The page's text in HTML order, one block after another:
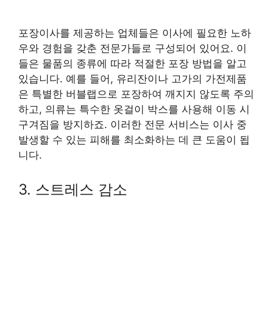
포장이사를 제공하는 업체들은 이사에 필요한 노하
우와 경험을 갖춘 전문가들로 구성되어 있어요. 이
들은 물품의 종류에 따라 적절한 포장 방법을 알고
있습니다. 예를 들어, 유리잔이나 고가의 가전제품
은 특별한 버블랩으로 포장하여 깨지지 않도록 주의
하고, 의류는 특수한 옷걸이 박스를 사용해 이동 시
구겨짐을 방지하죠. 이러한 전문 서비스는 이사 중
발생할 수 있는 피해를 최소화하는 데 큰 도움이 됩
니다.
3. 스트레스 감소